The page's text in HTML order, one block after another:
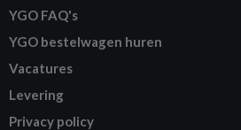
YGO FAQ's
YGO bestelwagen huren
Vacatures
Levering
Privacy policy